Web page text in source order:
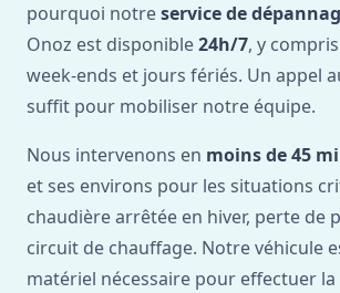
pourquoi notreservice de
Onoz est disponible24h/7, y
week-ends et jours fériés. Un appel
suffit pour mobiliser notre équipe.
Nous intervenons en moins de 45
et ses environs pour les situations
chaudière arrêtée en hiver, perte de
circuit de chauffage. Notre véhicule
matériel nécessaire pour effectuer